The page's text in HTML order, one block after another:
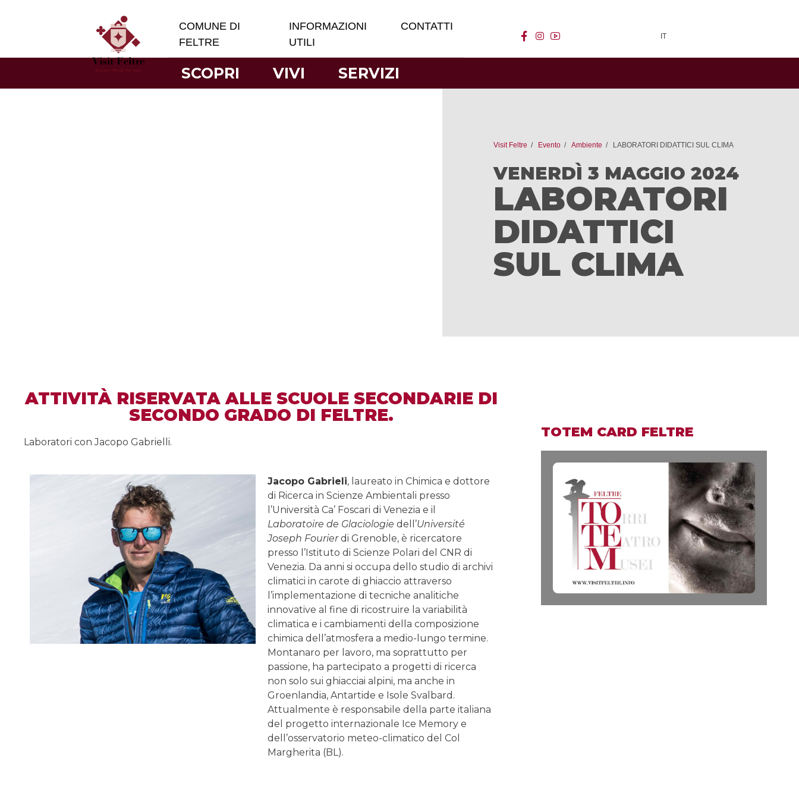
COMUNE DI
FELTRE
INFORMAZIONI
UTILI
CONTATTI
facebook
instagram IT
SCOPRI VIVI SERVIZI
Visit Feltre Evento Ambiente LABORATORI DIDATTICI SUL CLIMA
VENERDÌ 3 MAGGIO 2024
LABORATORI
DIDATTICI
SUL CLIMA
ATTIVITÀ RISERVATA ALLE SCUOLE SECONDARIE DI
SECONDO GRADO DI FELTRE.
Laboratori con Jacopo Gabrielli.
Jacopo Gabrieli, laureato in Chimica e dottore
di Ricerca in Scienze Ambientali presso
l’Università Ca’ Foscari di Venezia e il
Laboratoire de Glaciologie dell’Université
Joseph Fourierdi Grenoble, è ricercatore
presso l’Istituto di Scienze Polari del CNR di
Venezia. Da anni si occupa dello studio di archivi
climatici in carote di ghiaccio attraverso
l’implementazione di tecniche analitiche
innovative al fine di ricostruire la variabilità
climatica e i cambiamenti della composizione
chimica dell’atmosfera a medio-lungo termine.
Montanaro per lavoro, ma soprattutto per
passione, ha partecipato a progetti di ricerca
non solo sui ghiacciai alpini, ma anche in
Groenlandia, Antartide e Isole Svalbard.
Attualmente è responsabile della parte italiana
del progetto internazionale Ice Memory e
dell’osservatorio meteo-climatico del Col
Margherita (BL).
TOTEM CARD FELTRE